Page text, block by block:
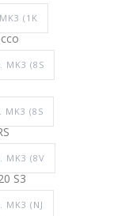
(1K
MK3 (8S
MK3 (8S
MK3 (8V
S3
MK3 (NJ